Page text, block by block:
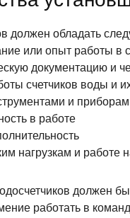
должен обладать
или опыт работы в
документацию и
счетчиков воды и
и
в работе
нагрузкам и работе
должен
работать в